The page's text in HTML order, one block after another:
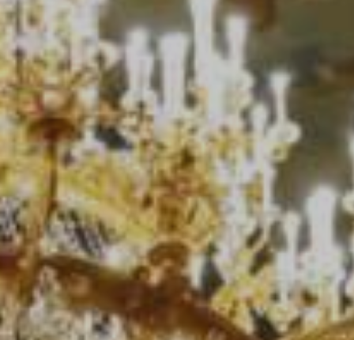
ABONNEMENTS
VOTRE
VISITE
JEUNE
PUBLIC
LA
MONNAIE
NOUS
SOUTENIR